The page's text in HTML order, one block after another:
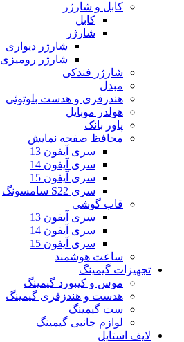
کابل و شارژر
کابل
شارژر
شارژر دیواری
شارژر رومیزی
شارژر فندکی
مبدل
هندزفری و هدست بلوتوثی
هولدر موبایل
پاور بانک
محافظ صفحه نمایش
سری آیفون 13
سری آیفون 14
سری آیفون 15
سری S22 سامسونگ
قاب گوشی
سری آیفون 13
سری آیفون 14
سری آیفون 15
ساعت هوشمند
تجهیزات گیمینگ
موس و کیبورد گیمینگ
هدست و هندزفری گیمینگ
ست گیمینگ
لوازم جانبی گیمینگ
لایف استایل